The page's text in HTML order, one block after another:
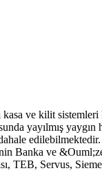
ve kilit
yayılmış
Banka ve
TEB, Servus,